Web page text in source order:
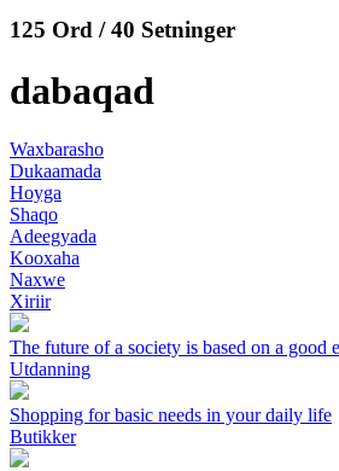
125 Ord / 40 Setninger
dabaqad
Waxbarasho
Dukaamada
Hoyga
Shaqo
Adeegyada
Kooxaha
Naxwe
Xiriir
The future of a society is based on a good
Utdanning
Shopping for basic needs in your daily life
Butikker